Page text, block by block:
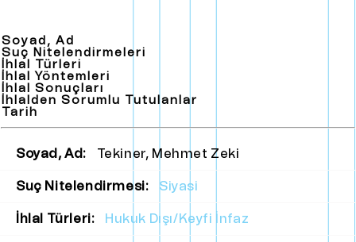
Soyad, Ad
Suç Nitelendirmeleri
İhlal Türleri
İhlal Yöntemleri
İhlal Sonuçları
İhlalden Sorumlu Tutulanlar
Tarih
Soyad, Ad: Tekiner, Mehmet Zeki
Suç Nitelendirmesi: Siyasi
İhlal Türleri: Hukuk Dışı/Keyfi İnfaz